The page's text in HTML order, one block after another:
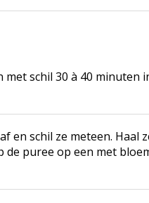
met schil 30 à 40 minuten
en schil ze meteen. Haal
de puree op een met